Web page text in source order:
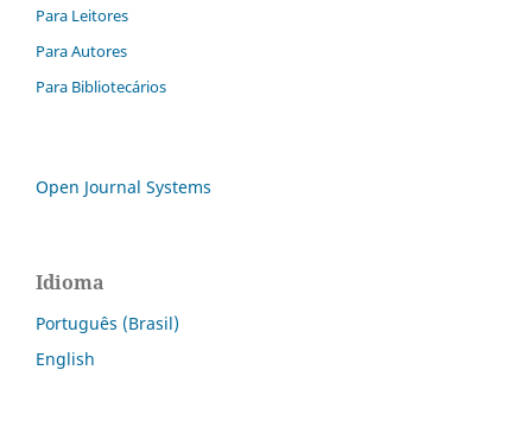
Para Leitores
Para Autores
Para Bibliotecários
Open Journal Systems
Idioma
Português (Brasil)
English